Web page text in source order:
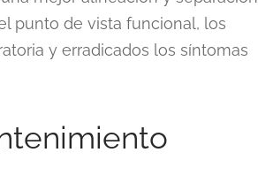
punto de vista funcional, los
y erradicados los síntomas